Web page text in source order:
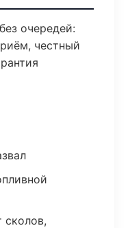
очередей:
честный
сколов,